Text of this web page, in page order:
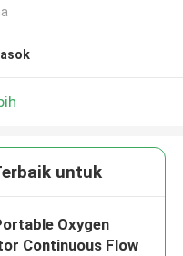
untuk
Oxygen
Continuous Flow